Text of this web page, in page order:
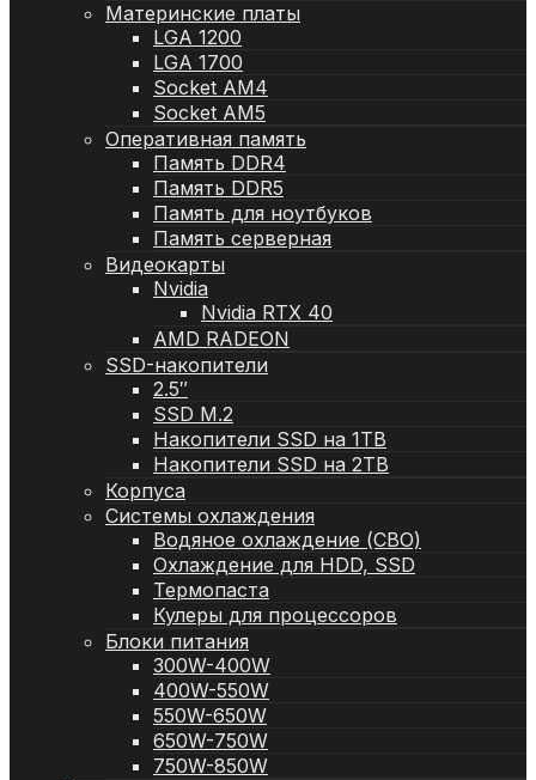
Материнские платы
LGA 1200
LGA 1700
Socket AM4
Socket AM5
Оперативная память
Память DDR4
Память DDR5
Память для ноутбуков
Память серверная
Видеокарты
Nvidia
Nvidia RTX 40
AMD RADEON
SSD-накопители
2.5″
SSD M.2
Накопители SSD на 1TB
Накопители SSD на 2TB
Корпуса
Системы охлаждения
Водяное охлаждение (СВО)
Охлаждение для HDD, SSD
Термопаста
Кулеры для процессоров
Блоки питания
300W-400W
400W-550W
550W-650W
650W-750W
750W-850W